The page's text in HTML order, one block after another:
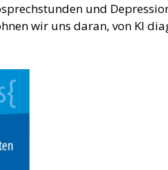
und
wir uns daran, von KI